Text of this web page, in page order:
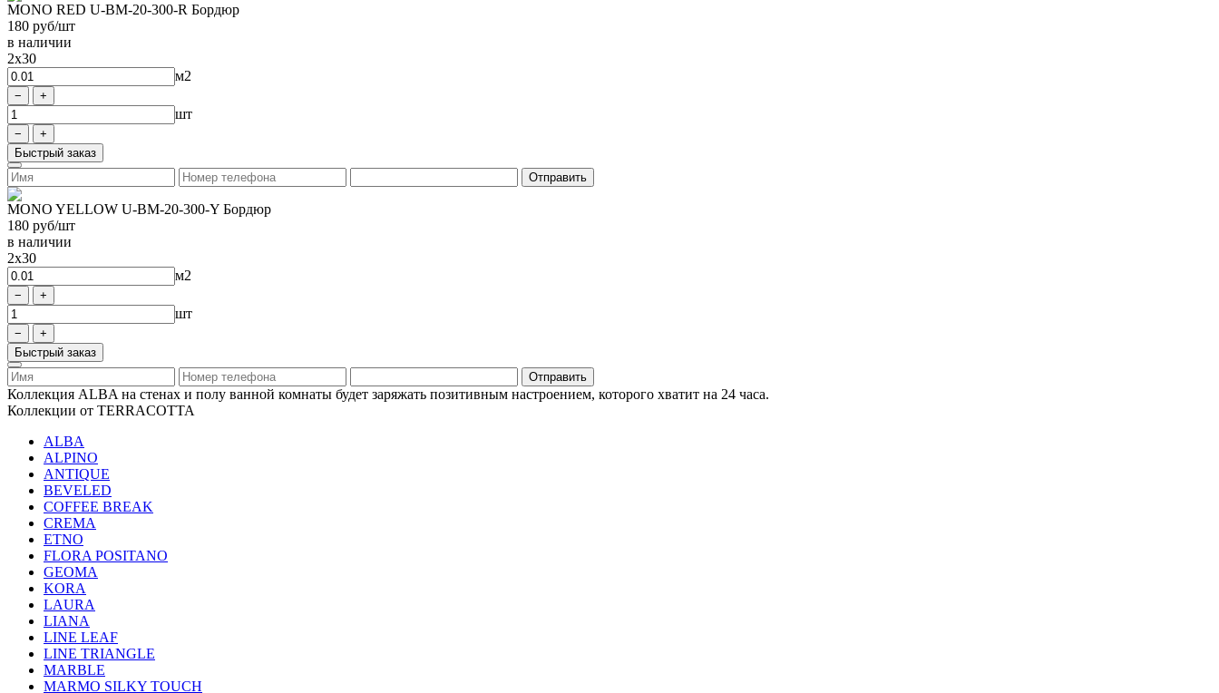
MONO RED U-BM-20-300-R Бордюр
180 руб/шт
в наличии
2x30
м2
шт
Быстрый заказ
MONO YELLOW U-BM-20-300-Y Бордюр
180 руб/шт
в наличии
2x30
м2
шт
Быстрый заказ
Коллекция ALBA на стенах и полу ванной комнаты будет заряжать позитивным настроением, которого хватит на 24 часа.
Коллекции от TERRACOTTA
ALBA
ALPINO
ANTIQUE
BEVELED
COFFEE BREAK
CREMA
ETNO
FLORA POSITANO
GEOMA
KORA
LAURA
LIANA
LINE LEAF
LINE TRIANGLE
MARBLE
MARMO SILKY TOUCH